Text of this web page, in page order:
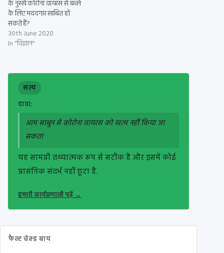
के नुस्खे कोरोना वायरस से बचने
के लिए मददगार साबित हो
सकते हैं?
30th June 2020
In "विज्ञान"
सत्य
दावा:
आम साबुन से कोरोना वायरस को खत्म नहीं किया जा
सकता
यह सामग्री तथ्यात्मक रूप से सटीक है और इसमें कोई
प्रासंगिक संदर्भ नहीं छूटा है.
हमारी कार्यप्रणाली पढ़ें→
फैक्ट चेक्ड बाय